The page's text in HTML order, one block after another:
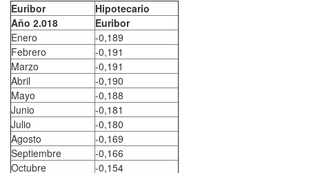
Euribor
Hipotecario
Año 2.018
Euribor
Enero
-0,189
Febrero
-0,191
Marzo
-0,191
Abril
-0,190
Mayo
-0,188
Junio
-0,181
Julio
-0,180
Agosto
-0,169
Septiembre
-0,166
Octubre
-0,154